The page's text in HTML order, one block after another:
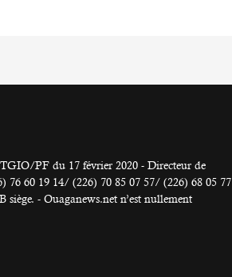
PF du 17 février 2020 - Directeur de
60 19 14/ (226) 70 85 07 57/ (226) 68 05 77
- Ouaganews.net n’est nullement